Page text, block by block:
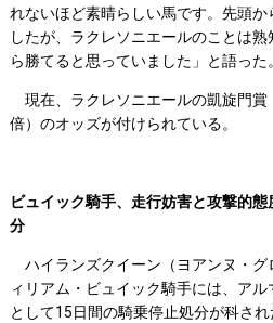
れないほど素晴らしい馬です。先頭
したが、ラクレソニエールのことは
ら勝てると思っていました」と語った。
現在、ラクレソニエールの凱旋門賞
倍）のオッズが付けられている。
ビュイック騎手、走行妨害と攻撃的
分
ハイランズクイーン（ヨアンヌ・グ
ィリアム・ビュイック騎手には、ア
として15日間の騎乗停止処分が科さ